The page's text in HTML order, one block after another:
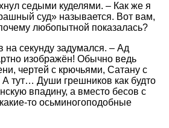
седыми куделями. – Как же я
суд» называется. Вот вам,
любопытной показалась?
секунду задумался. – Ад
изображён! Обычно ведь
чертей с крючьями, Сатану с
тут… Души грешников как будто
впадину, а вместо бесов с
то осьминогоподобные